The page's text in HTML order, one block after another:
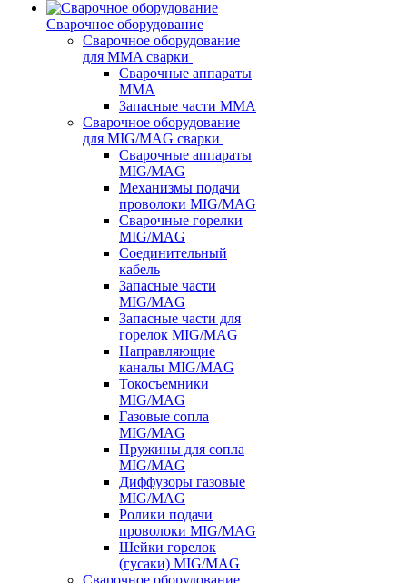
Сварочное оборудование
Сварочное оборудование
для MMA сварки
Сварочные аппараты
MMA
Запасные части MMA
Сварочное оборудование
для MIG/MAG сварки
Сварочные аппараты
MIG/MAG
Механизмы подачи
проволоки MIG/MAG
Сварочные горелки
MIG/MAG
Соединительный
кабель
Запасные части
MIG/MAG
Запасные части для
горелок MIG/MAG
Направляющие
каналы MIG/MAG
Токосъемники
MIG/MAG
Газовые сопла
MIG/MAG
Пружины для сопла
MIG/MAG
Диффузоры газовые
MIG/MAG
Ролики подачи
проволоки MIG/MAG
Шейки горелок
(гусаки) MIG/MAG
Сварочное оборудование